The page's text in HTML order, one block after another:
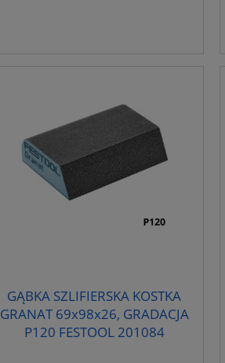
GĄBKA SZLIFIERSKA KOSTKA
GRANAT 69x98x26, GRADACJA
P120 FESTOOL 201084